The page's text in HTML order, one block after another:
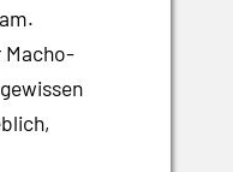
Macho-